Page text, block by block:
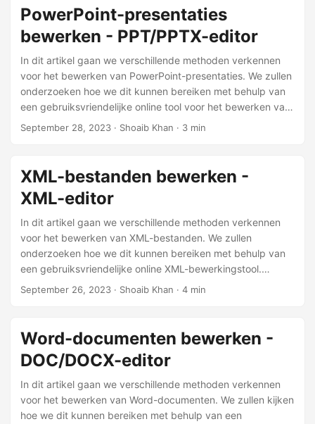
bewerken. In dit artikel bespreken we hoe u PPT/PPTX-
presentaties in C# kunt bewerken met behulp van de .NET
API voor het bewerken van presentaties.
PowerPoint-presentaties
bewerken - PPT/PPTX-editor
In dit artikel gaan we verschillende methoden verkennen
voor het bewerken van PowerPoint-presentaties. We zullen
onderzoeken hoe we dit kunnen bereiken met behulp van
een gebruiksvriendelijke online tool voor het bewerken van
presentaties. Daarnaast zullen we zien hoe u PowerPoint-
September 28, 2023 · Shoaib Khan · 3 min
XML-bestanden bewerken -
XML-editor
In dit artikel gaan we verschillende methoden verkennen
voor het bewerken van XML-bestanden. We zullen
onderzoeken hoe we dit kunnen bereiken met behulp van
een gebruiksvriendelijke online XML-bewerkingstool.
Daarnaast zullen we zien hoe u XML-bestanden kunt
September 26, 2023 · Shoaib Khan · 4 min
Word-documenten bewerken -
DOC/DOCX-editor
In dit artikel gaan we verschillende methoden verkennen
voor het bewerken van Word-documenten. We zullen kijken
hoe we dit kunnen bereiken met behulp van een